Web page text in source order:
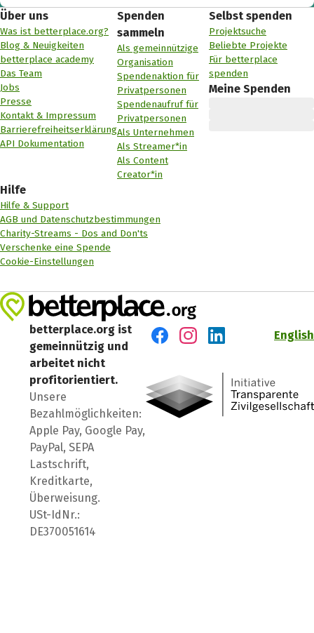
Über uns
Was ist betterplace.org?
Blog & Neuigkeiten
betterplace academy
Das Team
Jobs
Presse
Kontakt & Impressum
Barrierefreiheitserklärung
API Dokumentation
Spenden
sammeln
Als gemeinnützige
Organisation
Spendenaktion für
Privatpersonen
Spendenaufruf für
Privatpersonen
Als Unternehmen
Als Streamer*in
Als Content
Creator*in
Selbst spenden
Projektsuche
Beliebte Projekte
Für betterplace
spenden
Meine Spenden
Hilfe
Hilfe & Support
AGB und Datenschutzbestimmungen
Charity-Streams - Dos and Don'ts
Verschenke eine Spende
Cookie-Einstellungen
betterplace.org ist
gemeinnützig und
arbeitet nicht
profitorientiert.
Unsere
Bezahlmöglichkeiten:
Apple Pay, Google Pay,
PayPal, SEPA
Lastschrift,
Kreditkarte,
Überweisung.
USt-IdNr.:
DE370051614
English